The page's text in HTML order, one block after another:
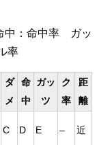
中：命中率 ガッ
率
ダ
メ
命
中
ガッ
ツ
ク
率
距
離
C D E – 近